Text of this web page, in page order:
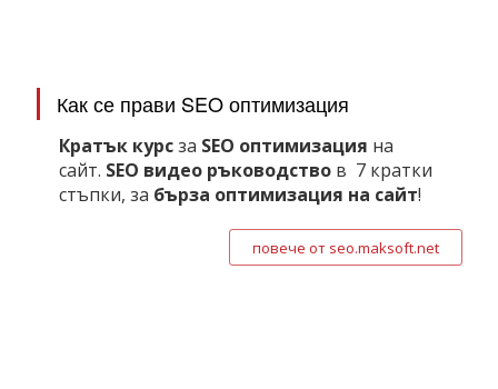
Как се прави SEO оптимизация
Кратък курсза SEO оптимизация на
сайт. SEO видео ръководство в 7 кратки
стъпки, за бърза оптимизация на сайт!
повече от seo.maksoft.net